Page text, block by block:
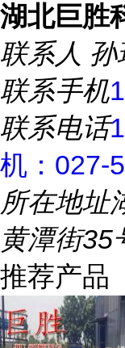
湖北巨胜
联系人 孙
联系手机
联系电话
机：027-
所在地址
黄潭街35
推荐产品